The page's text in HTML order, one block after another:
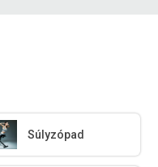
Súlyzópad